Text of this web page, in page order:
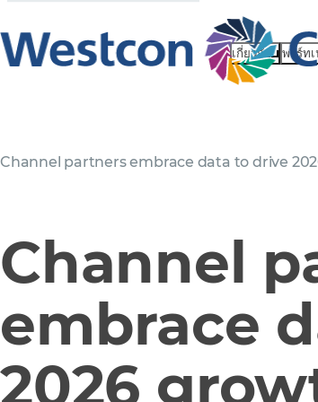
เกี่ยวกับ พาร์ท
Channel partners embrace data to drive
Channel
embrace
2026